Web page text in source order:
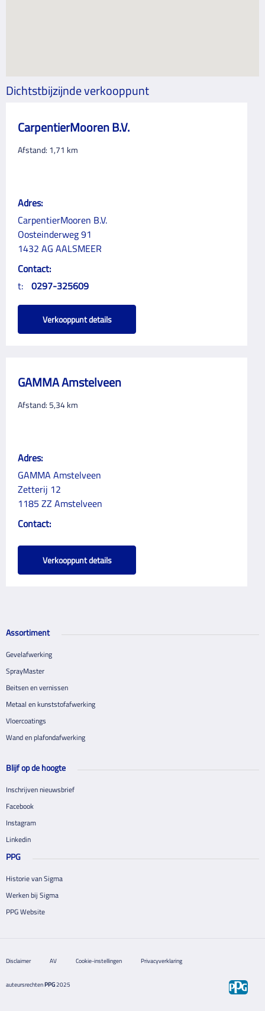
Dichtstbijzijnde verkooppunt
CarpentierMooren B.V.
Afstand: 1,71 km
Adres:
CarpentierMooren B.V.
Oosteinderweg 91
1432 AG AALSMEER
Contact:
t: 0297-325609
Verkooppunt details
GAMMA Amstelveen
Afstand: 5,34km
Adres:
GAMMA Amstelveen
Zetterij 12
1185 ZZ Amstelveen
Contact:
Verkooppunt details
Assortiment
Gevelafwerking
SprayMaster
Beitsen en vernissen
Metaal en kunststofafwerking
Vloercoatings
Wand en plafondafwerking
Blijf op de hoogte
Inschrijven nieuwsbrief
Facebook
Instagram
Linkedin
PPG
Historie van Sigma
Werken bij Sigma
PPG Website
Disclaimer AV Cookie-instellingen Privacyverklaring
auteursrechtenPPG2025